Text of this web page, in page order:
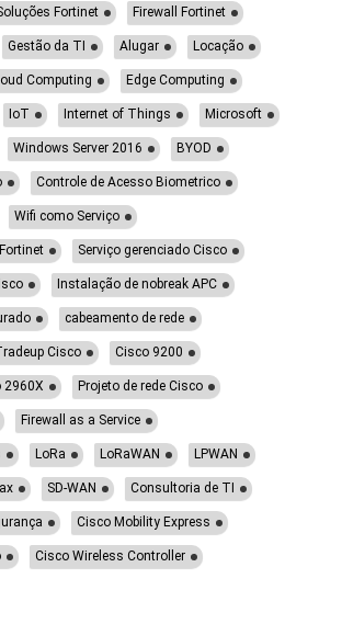
Fortinet Firewall Fortinet
Gestão da TI Alugar Locação
Computing Edge Computing
IoT Internet of Things Microsoft
Windows Server 2016 BYOD
Controle de Acesso Biometrico
Wifi como Serviço
Serviço gerenciado Cisco
Instalação de nobreak APC
cabeamento de rede
Cisco Cisco 9200
2960X Projeto de rede Cisco
Firewall as a Service
LoRa LoRaWAN LPWAN
SD-WAN Consultoria de TI
Cisco Mobility Express
Cisco Wireless Controller